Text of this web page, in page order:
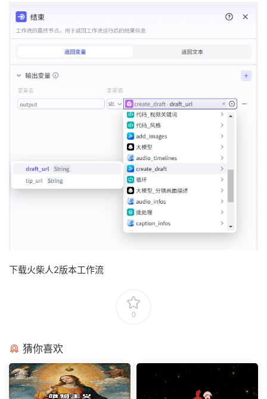
下载火柴人2版本工作流
0
猜你喜欢